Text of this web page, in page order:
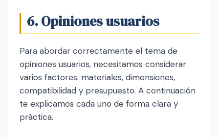
6. Opiniones usuarios
Para abordar correctamente el tema de
opiniones usuarios, necesitamos considerar
varios factores: materiales, dimensiones,
compatibilidad y presupuesto. A continuación
te explicamos cada uno de forma clara y
práctica.